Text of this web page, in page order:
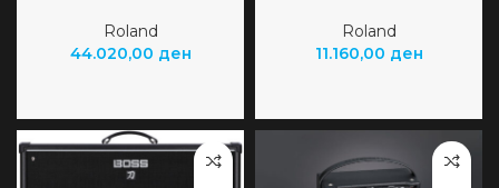
Roland
44.020,00 ден
Roland
11.160,00 ден